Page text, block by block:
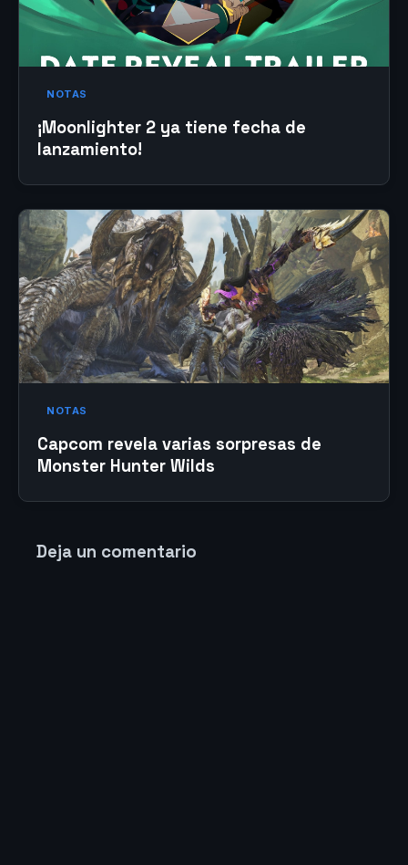
NOTAS
¡Moonlighter 2 ya tiene fecha de
lanzamiento!
NOTAS
Capcom revela varias sorpresas de
Monster Hunter Wilds
Deja un comentario